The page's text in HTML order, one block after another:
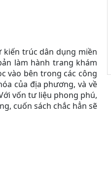
kiến trúc dân dụng miền
làm hành trang khám
vào bên trong các công
của địa phương, và về
vốn tư liệu phong phú,
cuốn sách chắc hẳn sẽ